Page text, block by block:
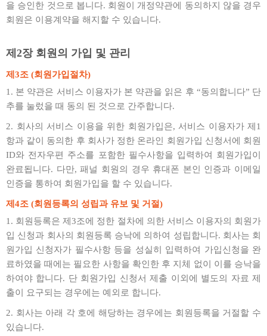
을 승인한 것으로 봅니다. 회원이 개정약관에 동의하지 않을 경우
회원은 이용계약을 해지할 수 있습니다.
제2장 회원의 가입 및 관리
제3조 (회원가입절차)
1. 본 약관은 서비스 이용자가 본 약관을 읽은 후 “동의합니다” 단
추를 눌렀을 때 동의 된 것으로 간주합니다.
2. 회사의 서비스 이용을 위한 회원가입은, 서비스 이용자가 제1
항과 같이 동의한 후 회사가 정한 온라인 회원가입 신청서에 회원
ID와 전자우편 주소를 포함한 필수사항을 입력하여 회원가입이
완료됩니다. 다만, 패널 회원의 경우 휴대폰 본인 인증과 이메일
인증을 통하여 회원가입을 할 수 있습니다.
제4조 (회원등록의 성립과 유보 및 거절)
1. 회원등록은 제3조에 정한 절차에 의한 서비스 이용자의 회원가
입 신청과 회사의 회원등록 승낙에 의하여 성립합니다. 회사는 회
원가입 신청자가 필수사항 등을 성실히 입력하여 가입신청을 완
료하였을 때에는 필요한 사항을 확인한 후 지체 없이 이를 승낙을
하여야 합니다. 단 회원가입 신청서 제출 이외에 별도의 자료 제
출이 요구되는 경우에는 예외로 합니다.
2. 회사는 아래 각 호에 해당하는 경우에는 회원등록을 거절할 수
있습니다.